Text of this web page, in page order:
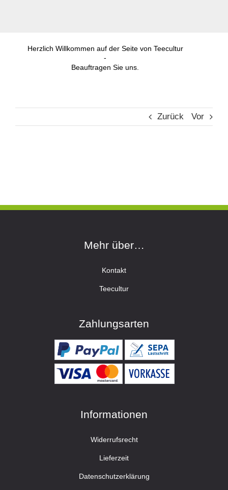
Herzlich Willkommen auf der Seite von Teecultur
-
Beauftragen Sie uns.
Zurück Vor
Mehr über…
Kontakt
Teecultur
Zahlungsarten
Informationen
Widerrufsrecht
Lieferzeit
Datenschutzerklärung